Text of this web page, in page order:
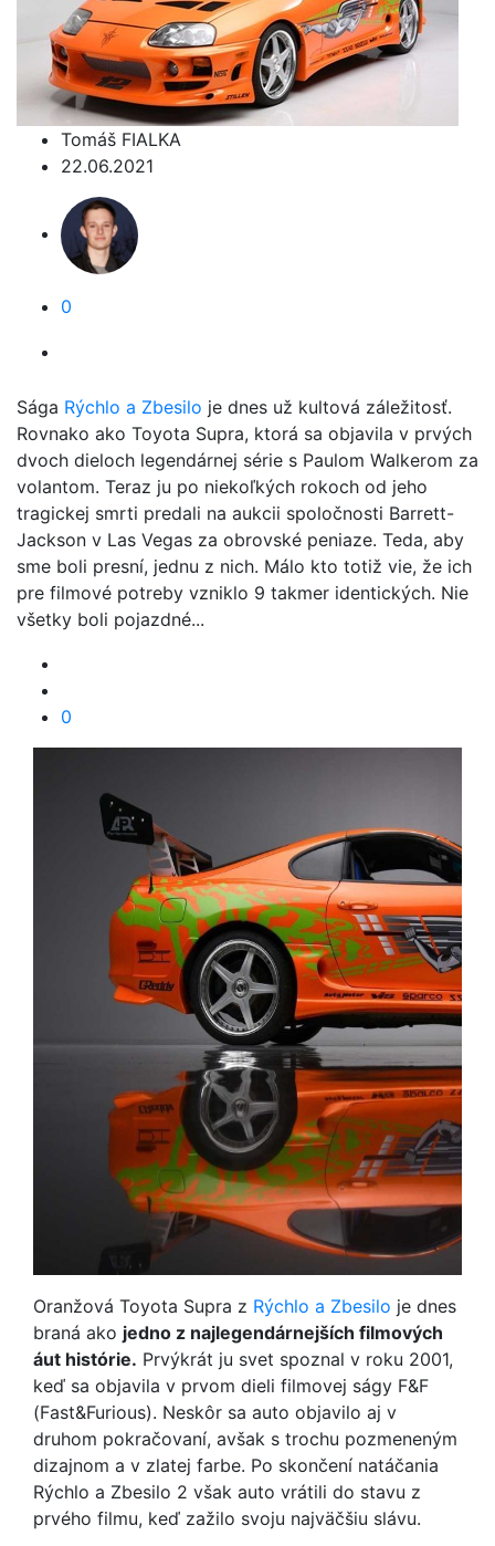
Tomáš FIALKA
22.06.2021
0
Sága Rýchlo a Zbesilo je dnes už kultová záležitosť.
Rovnako ako Toyota Supra, ktorá sa objavila v prvých
dvoch dieloch legendárnej série s Paulom Walkerom za
volantom. Teraz ju po niekoľkých rokoch od jeho
tragickej smrti predali na aukcii spoločnosti Barrett-
Jackson v Las Vegas za obrovské peniaze. Teda, aby
sme boli presní, jednu z nich. Málo kto totiž vie, že ich
pre filmové potreby vzniklo 9 takmer identických. Nie
všetky boli pojazdné...
0
Oranžová Toyota Supra z Rýchlo a Zbesilo je dnes
braná ako jedno z najlegendárnejších filmových
áut histórie. Prvýkrát ju svet spoznal v roku 2001,
keď sa objavila v prvom dieli filmovej ságy F&F
(Fast&Furious). Neskôr sa auto objavilo aj v
druhom pokračovaní, avšak s trochu pozmeneným
dizajnom a v zlatej farbe. Po skončení natáčania
Rýchlo a Zbesilo 2 však auto vrátili do stavu z
prvého filmu, keď zažilo svoju najväčšiu slávu.